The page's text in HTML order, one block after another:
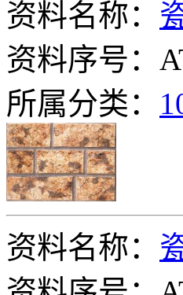
资料名称：
资料序号：
所属分类：
资料名称：